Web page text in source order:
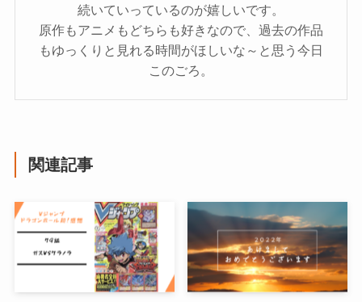
続いていっているのが嬉しいです。
原作もアニメもどちらも好きなので、過去の作品
もゆっくりと見れる時間がほしいな～と思う今日
このごろ。
関連記事